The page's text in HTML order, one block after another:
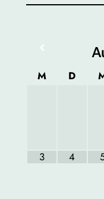
M D
3 4